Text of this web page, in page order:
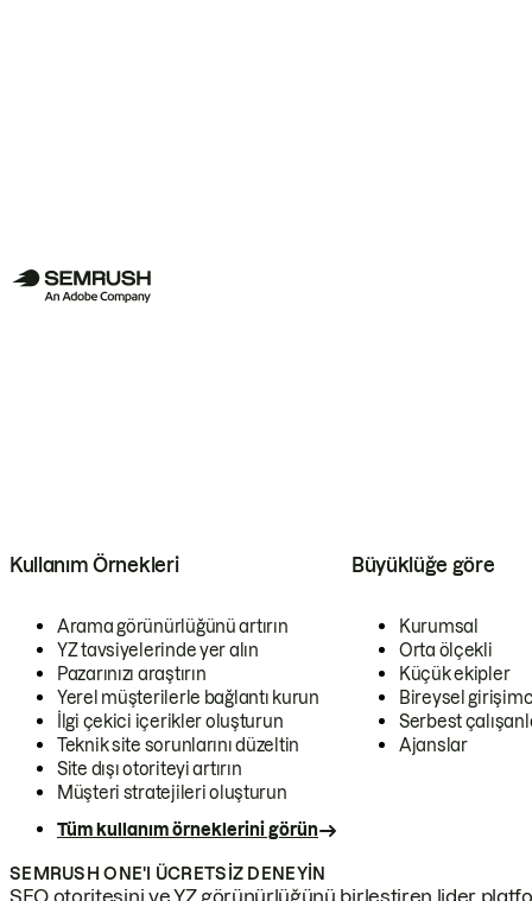
Kullanım Örnekleri
Arama görünürlüğünü artırın
YZ tavsiyelerinde yer alın
Pazarınızı araştırın
Yerel müşterilerle bağlantı kurun
İlgi çekici içerikler oluşturun
Teknik site sorunlarını düzeltin
Site dışı otoriteyi artırın
Müşteri stratejileri oluşturun
Tüm kullanım örneklerini görün
Büyüklüğe göre
Kurumsal
Orta ölçekli
Küçük ekipler
Bireysel
Serbest
Ajanslar
SEMRUSH ONE'I ÜCRETSIZ DENEYIN
SEO otoritesini ve YZ görünürlüğünü birleştiren lider